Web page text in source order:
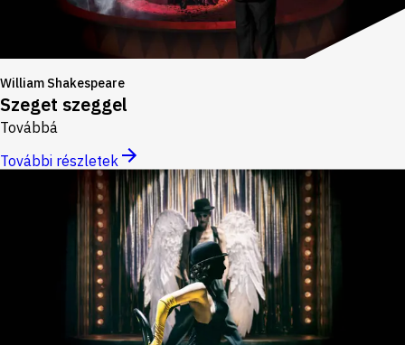
William Shakespeare
Szeget szeggel
Továbbá
További részletek